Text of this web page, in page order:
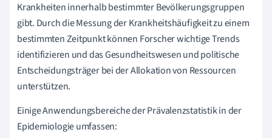
Krankheiten innerhalb bestimmter Bevölkerungsgruppen
gibt. Durch die Messung der Krankheitshäufigkeit zu einem
bestimmten Zeitpunkt können Forscher wichtige Trends
identifizieren und das Gesundheitswesen und politische
Entscheidungsträger bei der Allokation von Ressourcen
unterstützen.
Einige Anwendungsbereiche der Prävalenzstatistik in der
Epidemiologie umfassen: